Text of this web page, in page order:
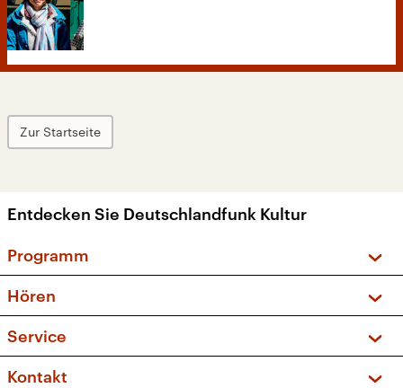
Zur Startseite
Entdecken Sie Deutschlandfunk Kultur
Programm
Sendungen und Podcasts
Musikliste
Kakadu – Das Kinderprogramm
Hören
Frequenzen (UKW + DAB+)
Service
FAQ
Kontakt